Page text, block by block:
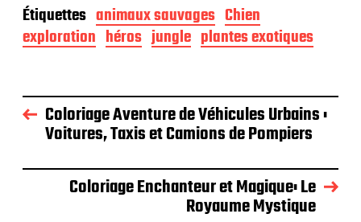
Étiquettes animaux sauvages Chien
exploration héros jungle plantes exotiques
Coloriage Aventure de Véhicules Urbains :
Voitures, Taxis et Camions de Pompiers
Coloriage Enchanteur et Magique: Le
Royaume Mystique